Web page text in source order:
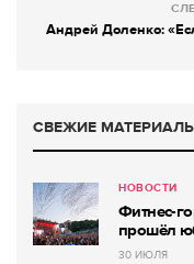
Андрей Доленко:
СВЕЖИЕ
НОВОСТИ
Фитнес-
прошёл
30 ИЮЛЯ